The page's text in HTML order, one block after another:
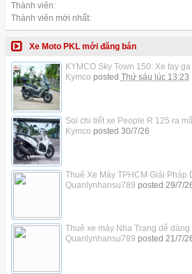
Thành viên:
Thành viên mới nhất:
Xe Moto PKL mới đăng bán
KYMCO Sky Town 150: Xe tay
Kymco posted Thứ sáu lúc 13:23
Soi chi tiết xe People R 125 ra
Kymco posted 30/7/26
Thuê Xe Máy TPHCM Giải Pháp
Quanlynhansu789 posted 29/7/
Thuê xe máy Nha Trang dễ
Quanlynhansu789 posted 21/7/